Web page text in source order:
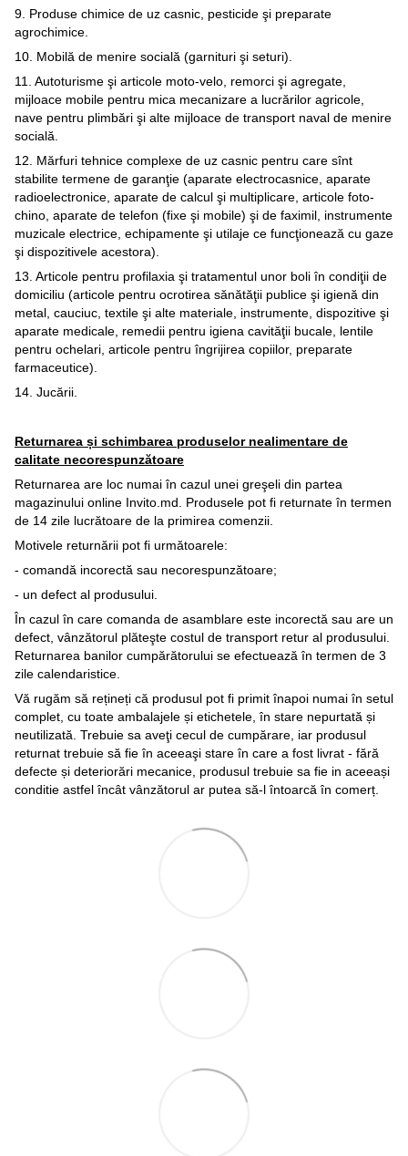
9. Produse chimice de uz casnic, pesticide şi preparate
agrochimice.
10. Mobilă de menire socială (garnituri şi seturi).
11. Autoturisme şi articole moto-velo, remorci şi agregate,
mijloace mobile pentru mica mecanizare a lucrărilor agricole,
nave pentru plimbări şi alte mijloace de transport naval de menire
socială.
12. Mărfuri tehnice complexe de uz casnic pentru care sînt
stabilite termene de garanţie (aparate electrocasnice, aparate
radioelectronice, aparate de calcul şi multiplicare, articole foto-
chino, aparate de telefon (fixe şi mobile) şi de faximil, instrumente
muzicale electrice, echipamente şi utilaje ce funcţionează cu gaze
şi dispozitivele acestora).
13. Articole pentru profilaxia şi tratamentul unor boli în condiţii de
domiciliu (articole pentru ocrotirea sănătăţii publice şi igienă din
metal, cauciuc, textile şi alte materiale, instrumente, dispozitive şi
aparate medicale, remedii pentru igiena cavităţii bucale, lentile
pentru ochelari, articole pentru îngrijirea copiilor, preparate
farmaceutice).
14. Jucării.
Returnarea și schimbarea produselor nealimentare de
calitate necorespunzătoare
Returnarea are loc numai în cazul unei greşeli din partea
magazinului online Invito.md. Produsele pot fi returnate în termen
de 14 zile lucrătoare de la primirea comenzii.
Motivele returnării pot fi următoarele:
- comandă incorectă sau necorespunzătoare;
- un defect al produsului.
În cazul în care comanda de asamblare este incorectă sau are un
defect, vânzătorul plăteşte costul de transport retur al produsului.
Returnarea banilor cumpărătorului se efectuează în termen de 3
zile calendaristice.
Vă rugăm să rețineți că produsul pot fi primit înapoi numai în setul
complet, cu toate ambalajele și etichetele, în stare nepurtată și
neutilizată. Trebuie sa aveţi cecul de cumpărare, iar produsul
returnat trebuie să fie în aceeaşi stare în care a fost livrat - fără
defecte și deteriorări mecanice, produsul trebuie sa fie in aceeași
conditie astfel încât vânzătorul ar putea să-l întoarcă în comerț.